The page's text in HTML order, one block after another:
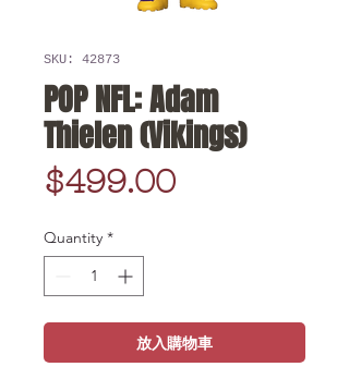
SKU: 42873
POP NFL: Adam
Thielen (Vikings)
$499.00Price
Quantity *
放入購物車